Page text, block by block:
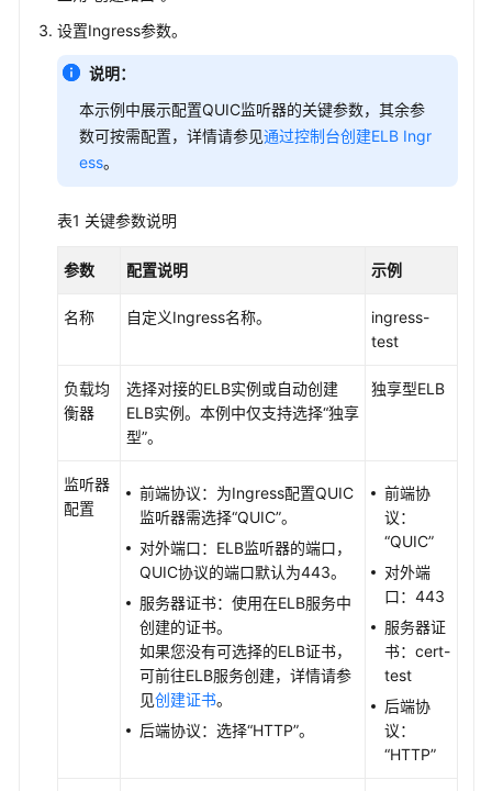
调
网
概
网
络
务
（Service）
（Ingress）
设置Ingress参数。
说明：
本示例中展示配置QUIC监听器的关键参数，其余参
数可按需配置，详情请参见通过控制台创建ELB Ingr
ess。
表1 关键参数说明
参数 配置说明 示例
名称 自定义Ingress名称。
ingress-
test
负载均
衡器
选择对接的ELB实例或自动创建
ELB实例。本例中仅支持选择“独享
型”。
独享型ELB
监听器
配置
前端协议：为Ingress配置QUIC
监听器需选择“QUIC”。
对外端口：ELB监听器的端口，
QUIC协议的端口默认为443。
服务器证书：使用在ELB服务中
创建的证书。
如果您没有可选择的ELB证书，
可前往ELB服务创建，详情请参
见创建证书。
后端协议：选择“HTTP”。
前端协
议：
“QUIC”
对外端
口：443
服务器证
书：cert-
test
后端协
议：
“HTTP”